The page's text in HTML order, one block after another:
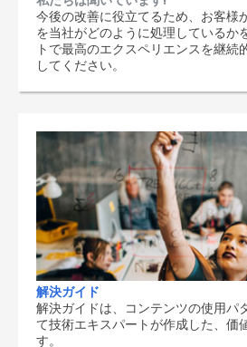
今後の改善に役立てるため、お客様
を当社がどのように処理しているか
トで最高のエクスペリエンスを継続
してください。
解決ガイド
解決ガイドは、コンテンツの使用パ
て技術エキスパートが作成した、価
す。